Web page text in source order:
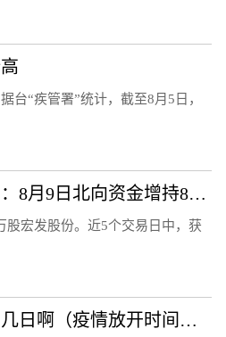
台“疾管署”统计，截至8月5日，
宏发股份（600885）：8月9日北向资金增持87.83万股
股宏发股份。近5个交易日中，获
疫情放开时间是几月几日啊（疫情放开时间是几月几日）